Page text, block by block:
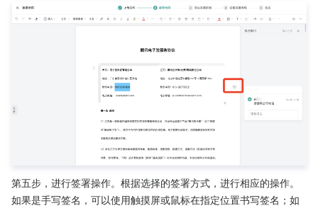
第五步，进行签署操作。根据选择的签署方式，进行相应的操作。
如果是手写签名，可以使用触摸屏或鼠标在指定位置书写签名；如